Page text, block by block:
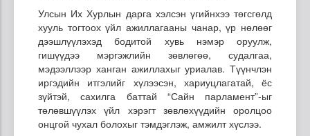
Улсын Их Хурлын дарга хэлсэн үгийнхээ төгсгөлд
хууль тогтоох үйл ажиллагааны чанар, үр нөлөөг
дээшлүүлэхэд бодитой хувь нэмэр оруулж,
гишүүдээ мэргэжлийн зөвлөгөө, судалгаа,
мэдээллээр ханган ажиллахыг уриалав. Түүнчлэн
иргэдийн итгэлийг хүлээсэн, хариуцлагатай, ёс
зүйтэй, сахилга баттай “Сайн парламент”-ыг
төлөвшүүлэх үйл хэрэгт зөвлөхүүдийн оролцоо
онцгой чухал болохыг тэмдэглэж, амжилт хүслээ.